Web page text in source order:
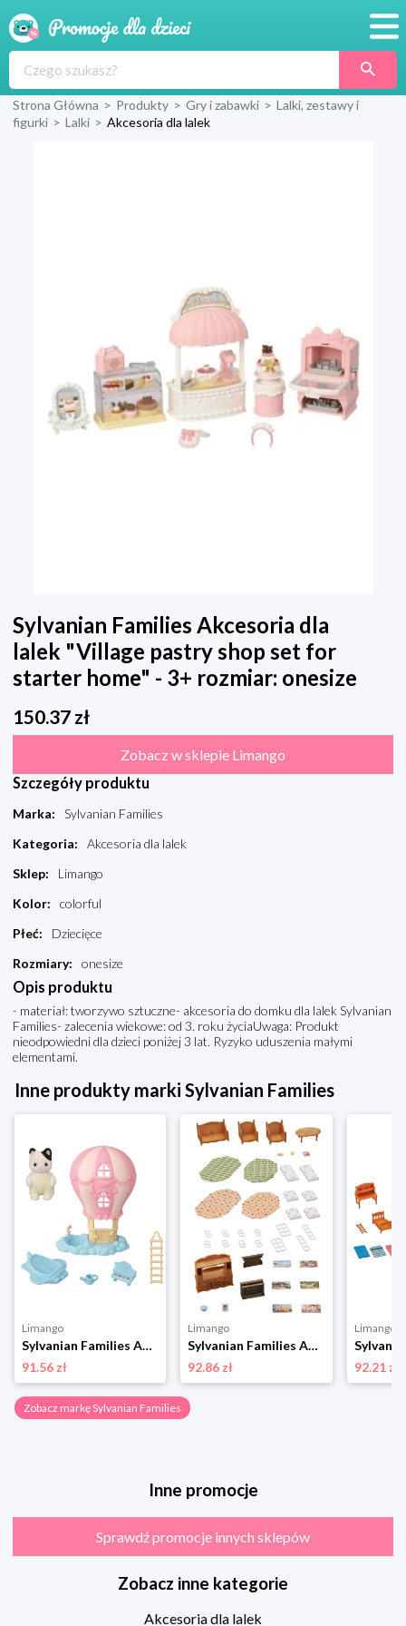
Produkty
Strona Główna > Produkty > Gry i zabawki > Lalki, zestawy i
figurki > Lalki > Akcesoria dla lalek
Sylvanian Families Akcesoria dla
lalek "Village pastry shop set for
starter home" - 3+ rozmiar: onesize
150.37 zł
Zobacz w sklepie Limango
Szczegóły produktu
Marka:
Sylvanian Families
Kategoria:
Akcesoria dla lalek
Sklep:
Limango
Kolor:
colorful
Płeć:
Dziecięce
Rozmiary: onesize
Opis produktu
- materiał: tworzywo sztuczne- akcesoria do domku dla lalek Sylvanian
Families- zalecenia wiekowe: od 3. roku życiaUwaga: Produkt
nieodpowiedni dla dzieci poniżej 3 lat. Ryzyko uduszenia małymi
elementami.
Inne produkty marki Sylvanian Families
Limango
Sylvanian Families Akcesoria dla lalek - 3+ rozmiar: onesize
91.56 zł
Limango
Sylvanian Families Akcesoria dla lalek "Country house living room" - 3+ rozmiar: onesize
92.86 zł
Limango
92.21 zł
Zobacz markę Sylvanian Families
Inne promocje
Sprawdź promocje innych sklepów
Zobacz inne kategorie
Akcesoria dla lalek